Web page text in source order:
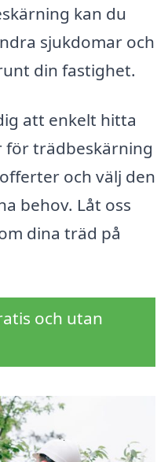
kan du
sjukdomar och
din fastighet.
att enkelt hitta
för trädbeskärning
och välj den
behov. Låt oss
dina träd på
och utan